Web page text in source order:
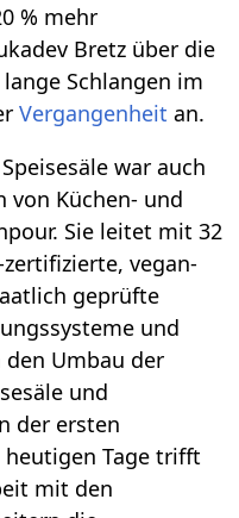
% mehr
Bretz über die
Schlangen im
Vergangenheit an.
war auch
von Küchen- und
Sie leitet mit 32
vegan-
geprüfte
und
Umbau der
und
der ersten
heutigen Tage trifft
mit den